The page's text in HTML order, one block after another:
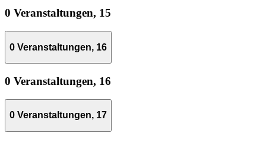
0 Veranstaltungen, 15
0 Veranstaltungen, 16
0 Veranstaltungen, 16
0 Veranstaltungen, 17